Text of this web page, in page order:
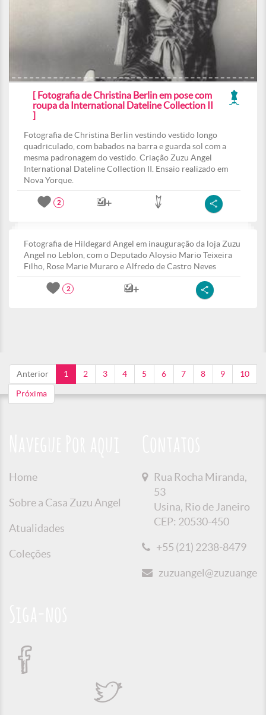
[ Fotografia de Christina Berlin em pose com
roupa da International Dateline Collection II
]
Fotografia de Christina Berlin vestindo vestido longo
quadriculado, com babados na barra e guarda sol com a
mesma padronagem do vestido. Criação Zuzu Angel
International Dateline Collection II. Ensaio realizado em
Nova Yorque.
2
Fotografia de Hildegard Angel em inauguração da loja Zuzu
Angel no Leblon, com o Deputado Aloysio Mario Teixeira
Filho, Rose Marie Muraro e Alfredo de Castro Neves
2
Anterior 1 2 3 4 5 6 7 8 9 10
Próxima
Home
Sobre a Casa Zuzu Angel
Atualidades
Coleções
Rua Rocha Miranda,
53
Usina, Rio de Janeiro
CEP: 20530-450
+55 (21) 2238-8479